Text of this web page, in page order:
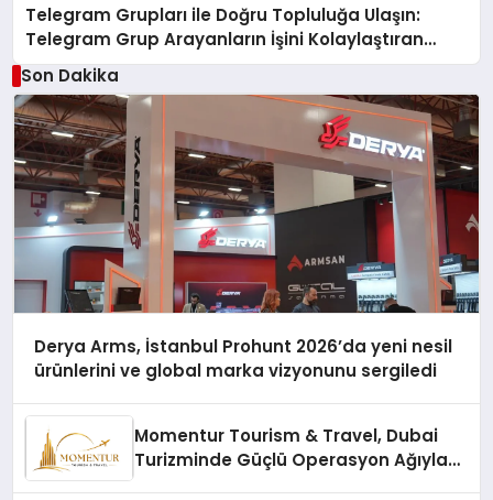
Telegram Grupları ile Doğru Topluluğa Ulaşın:
Telegram Grup Arayanların İşini Kolaylaştıran
Çözüm
Son Dakika
Derya Arms, İstanbul Prohunt 2026’da yeni nesil
ürünlerini ve global marka vizyonunu sergiledi
Momentur Tourism & Travel, Dubai
Turizminde Güçlü Operasyon Ağıyla